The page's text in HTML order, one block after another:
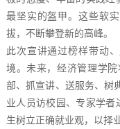
最坚实的盔甲。这些软
拔，不断攀登新的高峰。
此次宣讲通过榜样带动
境。未来，经济管理学
部、抓宣讲、送服务、树
业人员访校园、专家学
生树立正确就业观，以择